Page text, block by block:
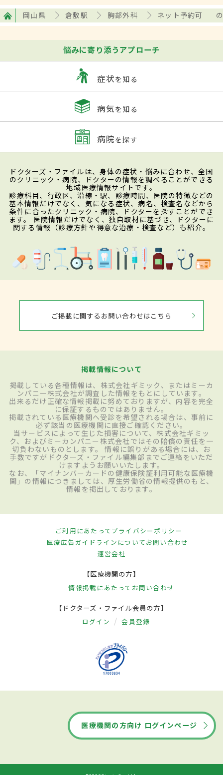
岡山県 倉敷駅 胸部外科 ネット予約可
悩みに寄り添うアプローチ
症状を知る
病気を知る
病院を探す
ドクターズ・ファイルは、身体の症状・悩みに合わせ、全国
のクリニック・病院、ドクターの情報を調べることができる
地域医療情報サイトです。
診療科目、行政区、沿線・駅、診療時間、医院の特徴などの
基本情報だけでなく、気になる症状、病名、検査名などから
条件に合ったクリニック・病院、ドクターを探すことができ
ます。 医院情報だけでなく、独自取材に基づき、ドクターに
関する情報（診療方針や得意な治療・検査など）も紹介。
ご掲載に関するお問い合わせはこちら
掲載情報について
掲載している各種情報は、株式会社ギミック、またはミーカ
ンパニー株式会社が調査した情報をもとにしています。
出来るだけ正確な情報掲載に努めておりますが、内容を完全
に保証するものではありません。
掲載されている医療機関へ受診を希望される場合は、事前に
必ず該当の医療機関に直接ご確認ください。
当サービスによって生じた損害について、株式会社ギミッ
ク、およびミーカンパニー株式会社ではその賠償の責任を一
切負わないものとします。 情報に誤りがある場合には、お
手数ですがドクターズ・ファイル編集部までご連絡をいただ
けますようお願いいたします。
なお、「マイナンバーカードの健康保険証利用可能な医療機
関」の情報につきましては、厚生労働省の情報提供のもと、
情報を掲出しております。
ご利用にあたってプライバシーポリシー
医療広告ガイドラインについてお問い合わせ
運営会社
【医療機関の方】
情報掲載にあたって お問い合わせ
【ドクターズ・ファイル会員の方】
ログイン 会員登録
医療機関の方向け ログインページ